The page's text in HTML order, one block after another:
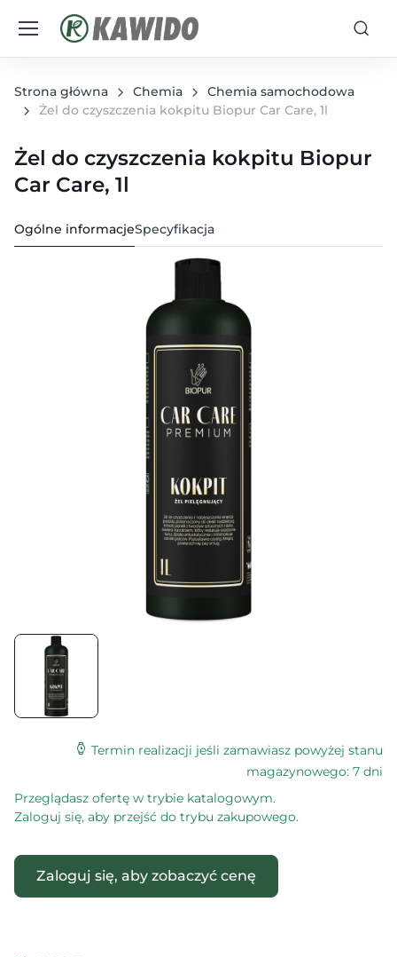
Strona główna Chemia
Chemia samochodowa
Żel do czyszczenia kokpitu Biopur Car Care, 1l
Żel do czyszczenia kokpitu Biopur
Car Care, 1l
Ogólne informacjeSpecyfikacja
Termin realizacji jeśli zamawiasz powyżej stanu
magazynowego: 7 dni
Przeglądasz ofertę w trybie katalogowym.
Zaloguj się, aby przejść do trybu zakupowego.
Zaloguj się, aby zobaczyć cenę